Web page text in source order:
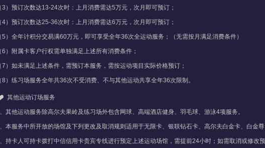
3）预订次数达13-24次时：上月消费需达5万元，次月即可预订；
4）预订次数达25-36次时：上月消费需达6万元，次月即可预订；
5）全年计积分交易满60万元，即可享受全年36次全运动服务；（无需按月满足消费条件）
6）附属卡客户行权需单独满足上述所有消费条件；
7）如未满足上述条件，需预订本服务，需按运动项目实际价格预订；
8）练习场服务全年共36次不受消费、不与其他运动共享全年36次限制。
其他运动订场服务
其他运动服务除高尔夫果岭及练习场外包含网球、高端酒店健身、羽毛球、游泳4项服务。
本服务中所开放的场馆及下列更改及取消规则适用于无限卡、银联钻石卡、高尔夫白金卡、白金尊
持卡人可持卡拨打中信信用卡贵宾专线进行预定上述运动场馆，需提前24小时；如需取消或修改